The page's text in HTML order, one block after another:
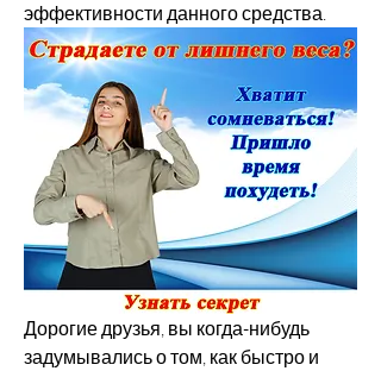
эффективности данного средства.
Дорогие друзья, вы когда-нибудь
задумывались о том, как быстро и